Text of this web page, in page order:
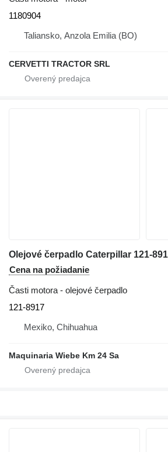
1180904
Taliansko, Anzola Emilia (BO)
CERVETTI TRACTOR SRL
Cena na požiadanie
Časti motora - olejové čerpadlo
121-8917
Mexiko, Chihuahua
Maquinaria Wiebe Km 24 Sa